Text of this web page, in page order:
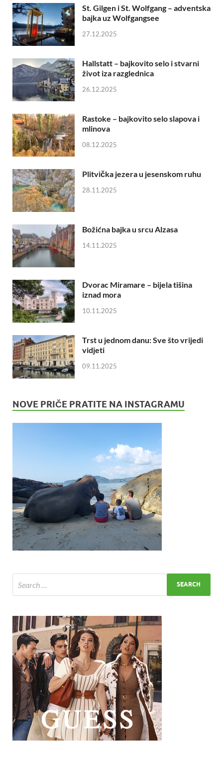
St. Gilgen i St. Wolfgang – adventska
bajka uz Wolfgangsee
27.12.2025
Hallstatt – bajkovito selo i stvarni
život iza razglednica
26.12.2025
Rastoke – bajkovito selo slapova i
mlinova
08.12.2025
Plitvička jezera u jesenskom ruhu
28.11.2025
Božićna bajka u srcu Alzasa
14.11.2025
Dvorac Miramare – bijela tišina
iznad mora
10.11.2025
Trst u jednom danu: Sve što vrijedi
vidjeti
09.11.2025
NOVE PRIČE PRATITE NA INSTAGRAMU